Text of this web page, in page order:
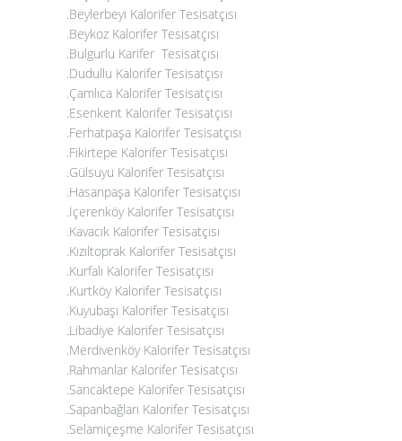
.Beylerbeyi Kalorifer Tesisatçısı
.Beykoz Kalorifer Tesisatçısı
.Bulgurlu Karifer Tesisatçısı
.Dudullu Kalorifer Tesisatçısı
.Çamlıca Kalorifer Tesisatçısı
.Esenkent Kalorifer Tesisatçısı
.Ferhatpaşa Kalorifer Tesisatçısı
.Fikirtepe Kalorifer Tesisatçısı
.Gülsuyu Kalorifer Tesisatçısı
.Hasanpaşa Kalorifer Tesisatçısı
.İçerenköy Kalorifer Tesisatçısı
.Kavacık Kalorifer Tesisatçısı
.Kızıltoprak Kalorifer Tesisatçısı
.Kurfalı Kalorifer Tesisatçısı
.Kurtköy Kalorifer Tesisatçısı
.Kuyubaşı Kalorifer Tesisatçısı
.Libadiye Kalorifer Tesisatçısı
.Merdivenköy Kalorifer Tesisatçısı
.Rahmanlar Kalorifer Tesisatçısı
.Sancaktepe Kalorifer Tesisatçısı
.Sapanbağları Kalorifer Tesisatçısı
.Selamiçeşme Kalorifer Tesisatçısı